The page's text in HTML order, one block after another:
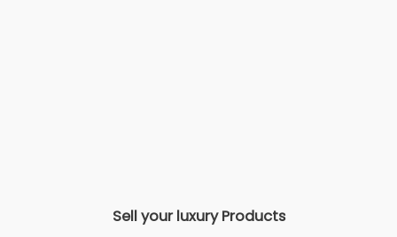
Sell your luxury Products